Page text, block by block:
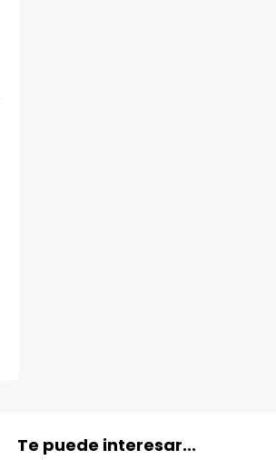
Te puede interesar...